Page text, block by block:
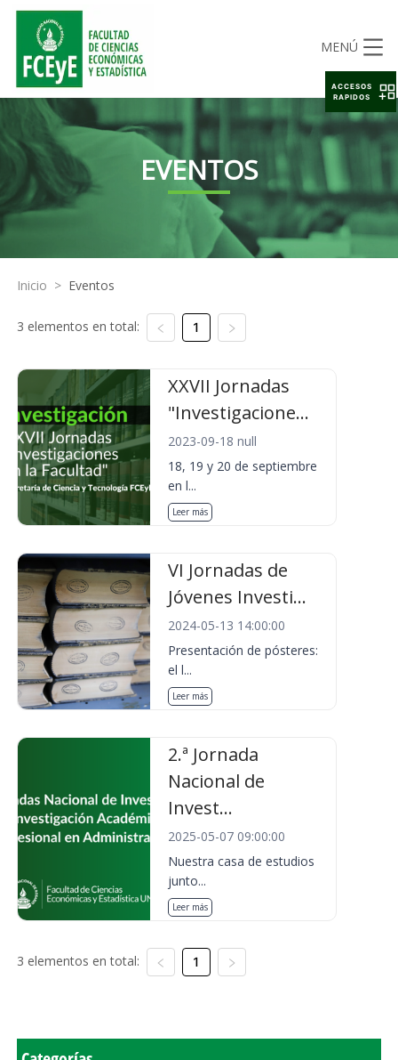
MENÚ
EVENTOS
Inicio > Eventos
3 elementos en total: 1
XXVII Jornadas
"Investigacione...
2023-09-18 null
18, 19 y 20 de septiembre
en l...
Leer más
VI Jornadas de
Jóvenes Investi...
2024-05-13 14:00:00
Presentación de pósteres:
el l...
Leer más
2.ª Jornada
Nacional de
Invest...
2025-05-07 09:00:00
Nuestra casa de estudios
junto...
Leer más
3 elementos en total: 1
ACCESOS
RAPIDOS